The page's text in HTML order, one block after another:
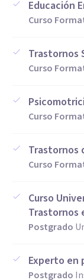
Educación
Curso
Trastornos
Curso
Curso
Trastornos
Curso
Curso
Trastornos
Postgrado
Experto en
Postgrado